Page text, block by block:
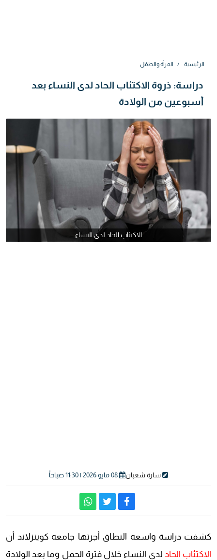
الرئيسية المرأة والطفل
دراسة: ذروة الاكتئاب الحاد لدى النساء بعد
أسبوعين من الولادة
الاكتئاب الحاد لدى النساء
سارة شعبان
كشفت دراسة واسعة النطاق أجرتها جامعة كوينزلاند أن
الاكتئاب الحاد لدى النساء خلال فترة الحمل وما بعد الولادة